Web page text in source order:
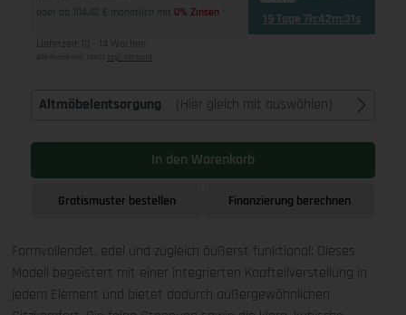
oder ab 104,42 € monatlich mit 0% Zinsen 19 Tage 7h:42m:30s
Lieferzeit 10 - 14 Wochen
Alle Preise inkl. MwSt zzgl. Versand
Altmöbelentsorgung (Hier gleich mit auswählen)
In den Warenkorb
Gratismuster bestellen Finanzierung berechnen
Formvollendet, edel und zugleich äußerst funktional: Dieses
Modell begeistert mit einer integrierten Kopfteilverstellung in
jedem Element und bietet dadurch außergewöhnlichen